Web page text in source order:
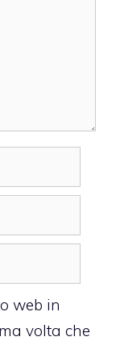
web in
volta che